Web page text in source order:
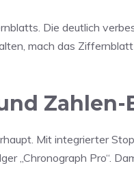
Die deutlich
mach das
Mit integrierter
„Chronograph Pro“.